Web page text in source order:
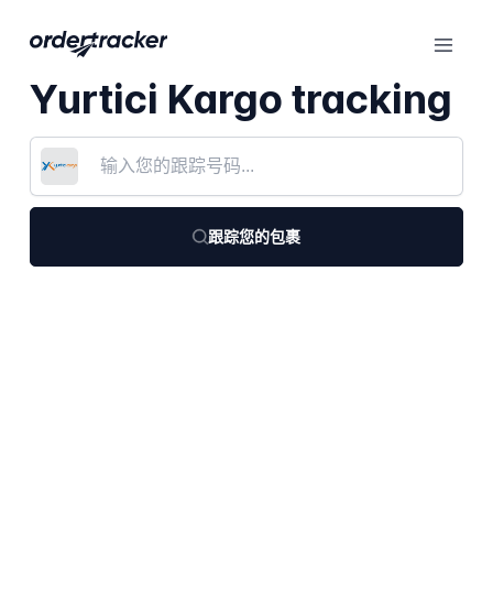
Yurtici Kargo tracking
跟踪您的包裹